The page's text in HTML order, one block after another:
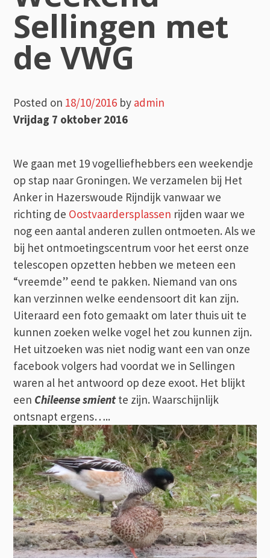
Sellingen met
de VWG
Posted on 18/10/2016 by admin
Vrijdag 7 oktober 2016
We gaan met 19 vogelliefhebbers een weekendje
op stap naar Groningen. We verzamelen bij Het
Anker in Hazerswoude Rijndijk vanwaar we
richting de Oostvaardersplassen rijden waar we
nog een aantal anderen zullen ontmoeten. Als we
bij het ontmoetingscentrum voor het eerst onze
telescopen opzetten hebben we meteen een
“vreemde” eend te pakken. Niemand van ons
kan verzinnen welke eendensoort dit kan zijn.
Uiteraard een foto gemaakt om later thuis uit te
kunnen zoeken welke vogel het zou kunnen zijn.
Het uitzoeken was niet nodig want een van onze
facebook volgers had voordat we in Sellingen
waren al het antwoord op deze exoot. Het blijkt
een Chileense smientte zijn. Waarschijnlijk
ontsnapt ergens…..